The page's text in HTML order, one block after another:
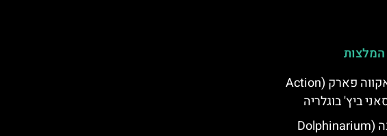
המלצות
וארנה אקשן אקווה פארק (Action
דולפינריום ורנה (Dolphinarium